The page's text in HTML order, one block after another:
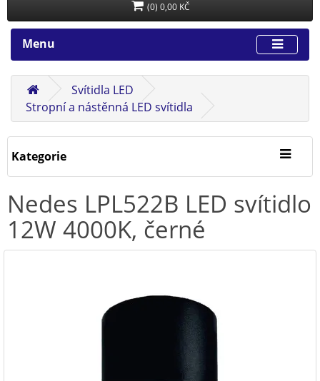
(0) 0,00 KČ
Menu
Svítidla LED
Stropní a nástěnná LED svítidla
Kategorie
Nedes LPL522B LED svítidlo
12W 4000K, černé